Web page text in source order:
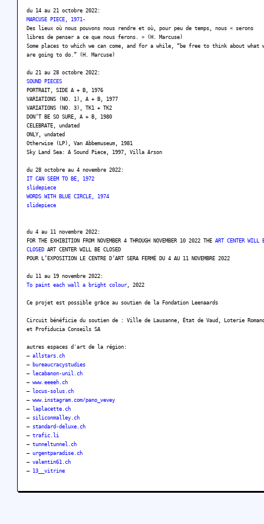
du 14 au 21 octobre 2022:
MARCUSE PIECE, 1971-
Des lieux où nous pouvons nous rendre et où, pour peu de temps, nous « serons
libres de penser a ce que nous ferons. » (H. Marcuse)
Some places to which we can come, and for a while, “be free to think about what
are going to do.” (H. Marcuse)
du 21 au 28 octobre 2022:
SOUND PIECES
PORTRAIT, SIDE A + B, 1976
VARIATIONS (NO. 1), A + B, 1977
VARIATIONS (NO. 3), TK1 + TK2
DON’T BE SO SURE, A + B, 1980
CELEBRATE, undated
ONLY, undated
Otherwise (LP), Van Abbemuseum, 1981
Sky Land Sea: A Sound Piece, 1997, Villa Arson
du 28 octobre au 4 novembre 2022:
IT CAN SEEM TO BE, 1972
slidepiece
WORDS WITH BLUE CIRCLE, 1974
slidepiece
du 4 au 11 novembre 2022:
FOR THE EXHIBITION FROM NOVEMBER 4 THROUGH NOVEMBER 10 2022 THE ART CENTER WILL
CLOSED ART CENTER WILL BE CLOSED
POUR L’EXPOSITION LE CENTRE D’ART SERA FERMÉ DU 4 AU 11 NOVEMBRE 2022
du 11 au 19 novembre 2022:
To paint each wall a bright colour , 2022
Ce projet est possible grâce au soutien de la Fondation Leenaards
Circuit bénéficie du soutien de : Ville de Lausanne, État de Vaud, Loterie
et Profiducia Conseils SA
autres espaces d'art de la région:
– allstars.ch
– bureaucracystudies
– lecabanon-unil.ch
– www.eeeeh.ch
– locus-solus.ch
– www.instagram.com/pano_vevey
– laplacette.ch
– siliconmalley.ch
– standard-deluxe.ch
– trafic.li
– tunneltunnel.ch
– urgentparadise.ch
– valentin61.ch
– 13__vitrine